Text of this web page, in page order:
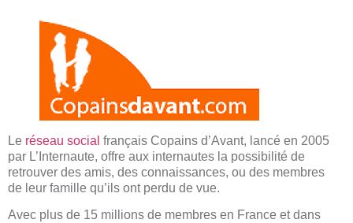
Le réseau social français Copains d’Avant, lancé en 2005
par L’Internaute, offre aux internautes la possibilité de
retrouver des amis, des connaissances, ou des membres
de leur famille qu’ils ont perdu de vue.
Avec plus de 15 millions de membres en France et dans